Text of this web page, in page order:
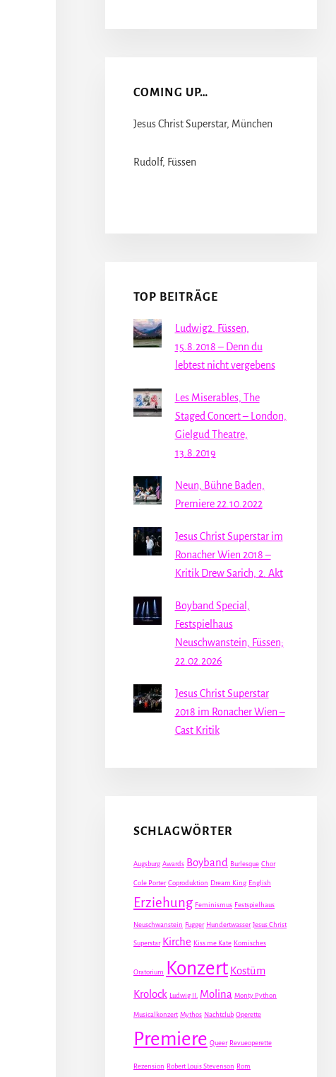
COMING UP…
Jesus Christ Superstar, München
Rudolf, Füssen
TOP BEITRÄGE
Ludwig2. Füssen,
15.8.2018 – Denn du
lebtest nicht vergebens
Les Miserables, The
Staged Concert – London,
Gielgud Theatre,
13.8.2019
Neun, Bühne Baden,
Premiere 22.10.2022
Jesus Christ Superstar im
Ronacher Wien 2018 –
Kritik Drew Sarich, 2. Akt
Boyband Special,
Festspielhaus
Neuschwanstein, Füssen;
22.02.2026
Jesus Christ Superstar
2018 im Ronacher Wien –
Cast Kritik
SCHLAGWÖRTER
Augsburg Awards Boyband Burlesque Chor
Cole Porter Coproduktion Dream King English
Erziehung Feminismus Festspielhaus
Neuschwanstein Fugger Hundertwasser Jesus Christ
Superstar Kirche Kiss me Kate Komisches
Oratorium Konzert Kostüm
Krolock Ludwig II. Molina Monty Python
Musicalkonzert Mythos Nachtclub Operette
Premiere Queer Revueoperette
Rezension Robert Louis Stevenson Rom